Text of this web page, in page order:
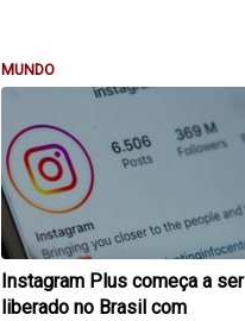
MUNDO
Instagram Plus começa a ser
liberado no Brasil com